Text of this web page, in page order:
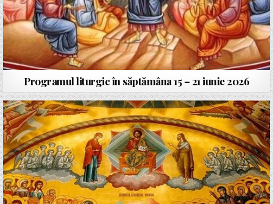
Programul liturgic în săptămâna 15 – 21 iunie 2026